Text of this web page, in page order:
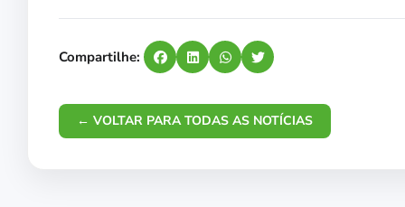
Compartilhe:
← VOLTAR PARA TODAS AS NOTÍCIAS